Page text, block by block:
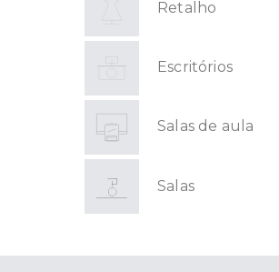
Retalho
Escritórios
Salas de aula
Salas